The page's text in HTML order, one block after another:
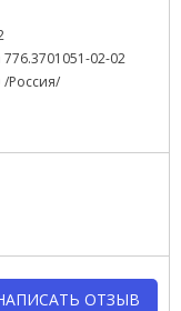
02-02
Россия/
ОТЗЫВ